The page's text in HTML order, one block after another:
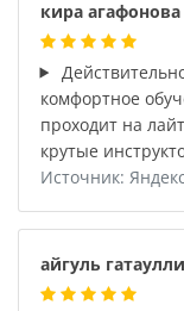
кира агафонова
комфортное
проходит на
крутые
Источник: Яндекс
айгуль